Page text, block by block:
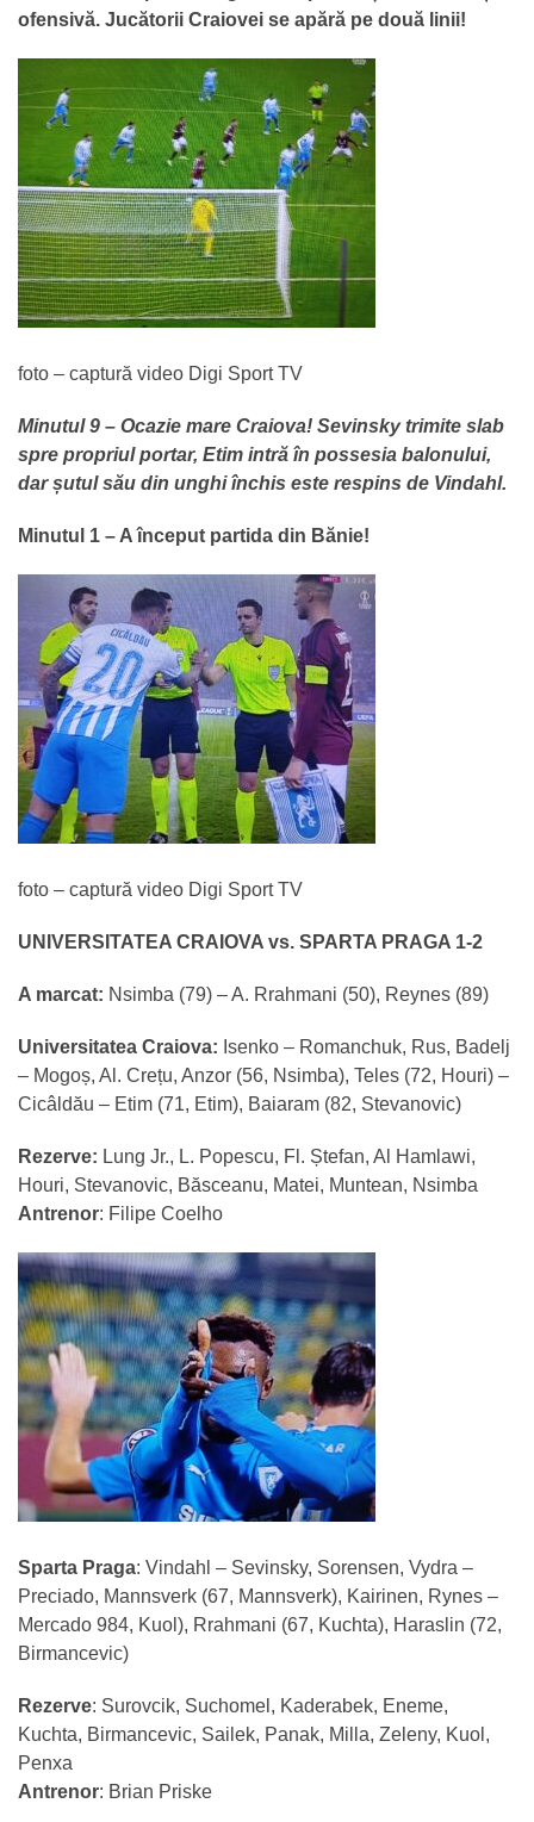
ofensivă. Jucătorii Craiovei se apără pe două linii!
foto – captură video Digi Sport TV
Minutul 9 – Ocazie mare Craiova! Sevinsky trimite slab
spre propriul portar, Etim intră în possesia balonului,
dar șutul său din unghi închis este respins de Vindahl.
Minutul 1 – A început partida din Bănie!
foto – captură video Digi Sport TV
UNIVERSITATEA CRAIOVA vs. SPARTA PRAGA 1-2
A marcat: Nsimba (79) – A. Rrahmani (50), Reynes (89)
Universitatea Craiova: Isenko – Romanchuk, Rus, Badelj
– Mogoș, Al. Crețu, Anzor (56, Nsimba), Teles (72, Houri) –
Cicâldău – Etim (71, Etim), Baiaram (82, Stevanovic)
Rezerve: Lung Jr., L. Popescu, Fl. Ștefan, Al Hamlawi,
Houri, Stevanovic, Băsceanu, Matei, Muntean, Nsimba
Antrenor: Filipe Coelho
Sparta Praga: Vindahl – Sevinsky, Sorensen, Vydra –
Preciado, Mannsverk (67, Mannsverk), Kairinen, Rynes –
Mercado 984, Kuol), Rrahmani (67, Kuchta), Haraslin (72,
Birmancevic)
Rezerve: Surovcik, Suchomel, Kaderabek, Eneme,
Kuchta, Birmancevic, Sailek, Panak, Milla, Zeleny, Kuol,
Penxa
Antrenor: Brian Priske